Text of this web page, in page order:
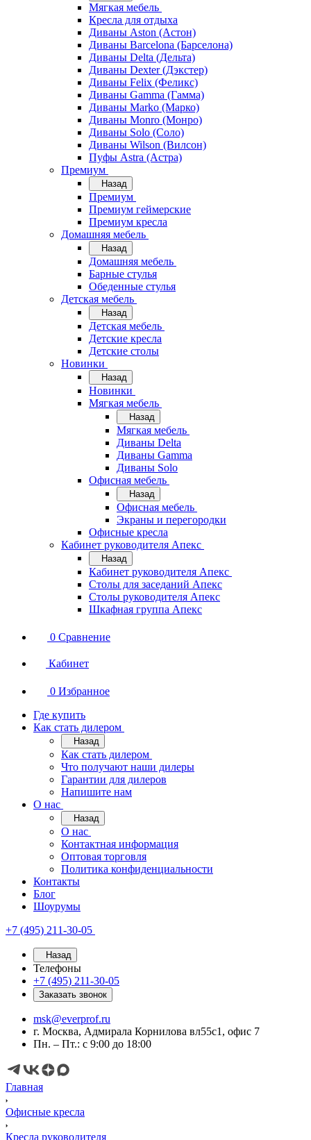
Мягкая мебель
Кресла для отдыха
Диваны Aston (Астон)
Диваны Barcelona (Барселона)
Диваны Delta (Дельта)
Диваны Dexter (Дэкстер)
Диваны Felix (Феликс)
Диваны Gamma (Гамма)
Диваны Marko (Марко)
Диваны Monro (Монро)
Диваны Solo (Соло)
Диваны Wilson (Вилсон)
Пуфы Astra (Астра)
Премиум
Назад
Премиум
Премиум геймерские
Премиум кресла
Домашняя мебель
Назад
Домашняя мебель
Барные стулья
Обеденные стулья
Детская мебель
Назад
Детская мебель
Детские кресла
Детские столы
Новинки
Назад
Новинки
Мягкая мебель
Назад
Мягкая мебель
Диваны Delta
Диваны Gamma
Диваны Solo
Офисная мебель
Назад
Офисная мебель
Экраны и перегородки
Офисные кресла
Кабинет руководителя Апекс
Назад
Кабинет руководителя Апекс
Столы для заседаний Апекс
Столы руководителя Апекс
Шкафная группа Апекс
0 Сравнение
Кабинет
0 Избранное
Где купить
Как стать дилером
Назад
Как стать дилером
Что получают наши дилеры
Гарантии для дилеров
Напишите нам
О нас
Назад
О нас
Контактная информация
Оптовая торговля
Политика конфиденциальности
Контакты
Блог
Шоурумы
+7 (495) 211-30-05
Назад
Телефоны
+7 (495) 211-30-05
Заказать звонок
msk@everprof.ru
г. Москва, Адмирала Корнилова вл55с1, офис 7
Пн. – Пт.: с 9:00 до 18:00
Главная
Офисные кресла
Кресла руководителя